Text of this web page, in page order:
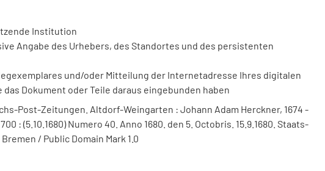
Institution
Angabe des Urhebers, des Standortes und des persistenten
und/oder Mitteilung der Internetadresse Ihres digitalen
das Dokument oder Teile daraus eingebunden haben
Post-Zeitungen. Altdorf-Weingarten : Johann Adam Herckner, 1674 -
: (5.10.1680) Numero 40. Anno 1680. den 5. Octobris. 15.9.1680. Staats-
/ Public Domain Mark 1.0